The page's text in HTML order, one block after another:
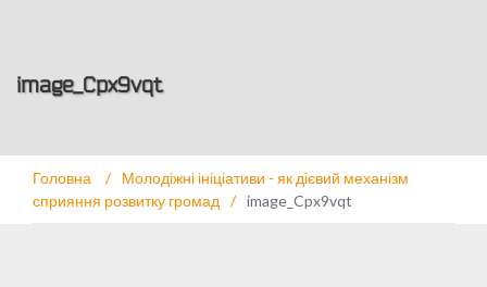
image_Cpx9vqt
Головна /
Молодіжні ініціативи - як дієвий механізм
сприяння розвитку громад
/ image_Cpx9vqt